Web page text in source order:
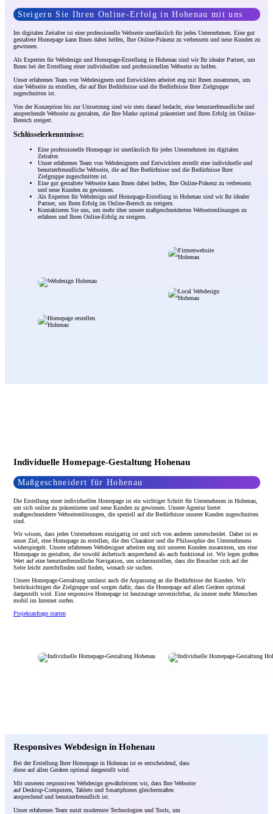
Steigern Sie Ihren Online-Erfolg in Hohenau mit uns
Im digitalen Zeitalter ist eine professionelle Webseite unerlässlich für jedes Unternehmen. Eine gut
gestaltete Homepage kann Ihnen dabei helfen, Ihre Online-Präsenz zu verbessern und neue Kunden zu
gewinnen.
Als Experten für Webdesign und Homepage-Erstellung in Hohenau sind wir Ihr idealer Partner, um
Ihnen bei der Erstellung einer individuellen und professionellen Webseite zu helfen.
Unser erfahrenes Team von Webdesignern und Entwicklern arbeitet eng mit Ihnen zusammen, um
eine Webseite zu erstellen, die auf Ihre Bedürfnisse und die Bedürfnisse Ihrer Zielgruppe
zugeschnitten ist.
Von der Konzeption bis zur Umsetzung sind wir stets darauf bedacht, eine benutzerfreundliche und
ansprechende Webseite zu gestalten, die Ihre Marke optimal präsentiert und Ihren Erfolg im Online-
Bereich steigert.
Schlüsselerkenntnisse:
Eine professionelle Homepage ist unerlässlich für jedes Unternehmen im digitalen
Zeitalter.
Unser erfahrenes Team von Webdesignern und Entwicklern erstellt eine individuelle und
benutzerfreundliche Webseite, die auf Ihre Bedürfnisse und die Bedürfnisse Ihrer
Zielgruppe zugeschnitten ist.
Eine gut gestaltete Webseite kann Ihnen dabei helfen, Ihre Online-Präsenz zu verbessern
und neue Kunden zu gewinnen.
Als Experten für Webdesign und Homepage-Erstellung in Hohenau sind wir Ihr idealer
Partner, um Ihren Erfolg im Online-Bereich zu steigern.
Kontaktieren Sie uns, um mehr über unsere maßgeschneiderten Webseitenlösungen zu
erfahren und Ihren Online-Erfolg zu steigern.
Individuelle Homepage-Gestaltung Hohenau
Maßgeschneidert für Hohenau
Die Erstellung einer individuellen Homepage ist ein wichtiger Schritt für Unternehmen in Hohenau,
um sich online zu präsentieren und neue Kunden zu gewinnen. Unsere Agentur bietet
maßgeschneiderte Webseitenlösungen, die speziell auf die Bedürfnisse unserer Kunden zugeschnitten
sind.
Wir wissen, dass jedes Unternehmen einzigartig ist und sich von anderen unterscheidet. Daher ist es
unser Ziel, eine Homepage zu erstellen, die den Charakter und die Philosophie des Unternehmens
widerspiegelt. Unsere erfahrenen Webdesigner arbeiten eng mit unseren Kunden zusammen, um eine
Homepage zu gestalten, die sowohl ästhetisch ansprechend als auch funktional ist. Wir legen großen
Wert auf eine benutzerfreundliche Navigation, um sicherzustellen, dass die Besucher sich auf der
Seite leicht zurechtfinden und finden, wonach sie suchen.
Unsere Homepage-Gestaltung umfasst auch die Anpassung an die Bedürfnisse der Kunden. Wir
berücksichtigen die Zielgruppe und sorgen dafür, dass die Homepage auf allen Geräten optimal
dargestellt wird. Eine responsive Homepage ist heutzutage unverzichtbar, da immer mehr Menschen
mobil im Internet surfen.
Projektanfrage starten
Responsives Webdesign in Hohenau
Bei der Erstellung Ihrer Homepage in Hohenau ist es entscheidend, dass
diese auf allen Geräten optimal dargestellt wird.
Mit unserem responsiven Webdesign gewährleisten wir, dass Ihre Webseite
auf Desktop-Computern, Tablets und Smartphones gleichermaßen
ansprechend und benutzerfreundlich ist.
Unser erfahrenes Team nutzt modernste Technologien und Tools, um